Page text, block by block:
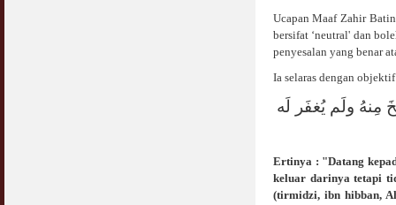
Ucapan Maaf Zahir
bersifat ‘neutral' dan
penyesalan yang benar
Ia selaras dengan
ولَم يُغفَر لَه
Ertinya : "Datang
keluar darinya tetapi
(tirmidzi, ibn hibban,